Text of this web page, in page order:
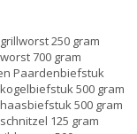
250 gram
700 gram
Paardenbiefstuk
500 gram
500 gram
125 gram